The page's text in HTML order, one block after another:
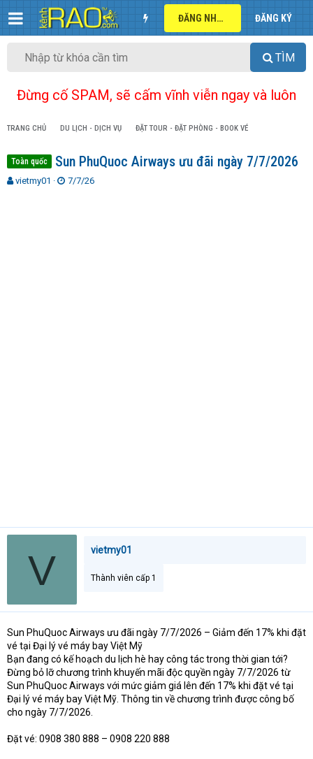
ĐĂNG NHẬP ĐĂNG KÝ
TÌM
Đừng cố SPAM, sẽ cấm vĩnh viễn ngay và luôn
TRANG CHỦ DU LỊCH - DỊCH VỤ ĐẶT TOUR - ĐẶT PHÒNG - BOOK VÉ
Toàn quốc Sun PhuQuoc Airways ưu đãi ngày 7/7/2026
T
vietmy01
N
7/7/26
V vietmy01
Thành viên cấp 1
Sun PhuQuoc Airways ưu đãi ngày 7/7/2026 – Giảm đến 17% khi đặt
vé tại Đại lý vé máy bay Việt Mỹ
Bạn đang có kế hoạch du lịch hè hay công tác trong thời gian tới?
Đừng bỏ lỡ chương trình khuyến mãi độc quyền ngày 7/7/2026 từ
Sun PhuQuoc Airways với mức giảm giá lên đến 17% khi đặt vé tại
Đại lý vé máy bay Việt Mỹ. Thông tin về chương trình được công bố
cho ngày 7/7/2026.
Đặt vé: 0908 380 888 – 0908 220 888